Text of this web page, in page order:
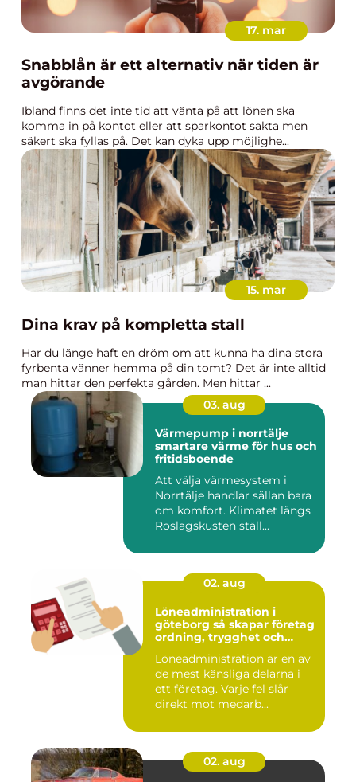
17. mar
Snabblån är ett alternativ när tiden är
avgörande
Ibland finns det inte tid att vänta på att lönen ska
komma in på kontot eller att sparkontot sakta men
säkert ska fyllas på. Det kan dyka upp möjlighe...
15. mar
Dina krav på kompletta stall
Har du länge haft en dröm om att kunna ha dina stora
fyrbenta vänner hemma på din tomt? Det är inte alltid
man hittar den perfekta gården. Men hittar ...
03. aug
Värmepump i norrtälje
smartare värme för hus och
fritidsboende
Att välja värmesystem i
Norrtälje handlar sällan bara
om komfort. Klimatet längs
Roslagskusten ställ...
02. aug
Löneadministration i
göteborg så skapar företag
ordning, trygghet och
Löneadministration är en av
de mest känsliga delarna i
ett företag. Varje fel slår
direkt mot medarb...
02. aug